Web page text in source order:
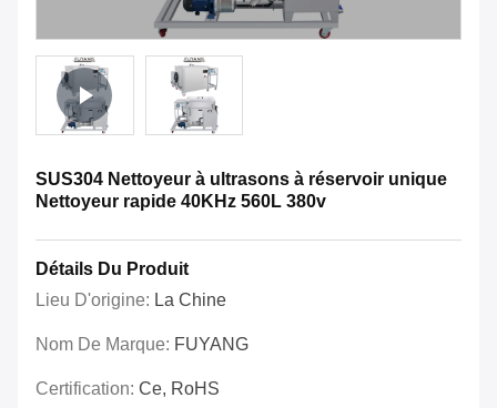
SUS304 Nettoyeur à ultrasons à réservoir unique
Nettoyeur rapide 40KHz 560L 380v
Détails Du Produit
Lieu D'origine: La Chine
Nom De Marque: FUYANG
Certification: Ce, RoHS